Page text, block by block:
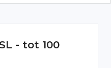
- tot 100